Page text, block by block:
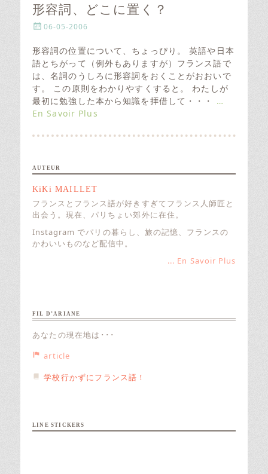
形容詞、どこに置く？
P
s
t
e
d
o
n
06-05-2006
形容詞の位置について、ちょっぴり。 英語や日本
語とちがって（例外もありますが）フランス語で
は、名詞のうしろに形容詞をおくことがおおいで
す。 この原則をわかりやすくすると。 わたしが
最初に勉強した本から知識を拝借して・・・ …
En Savoir Plus
AUTEUR
KiKi MAILLET
フランスとフランス語が好きすぎてフランス人師匠と
出会う。現在、パリちょい郊外に在住。
Instagram でパリの暮らし、旅の記憶、フランスの
かわいいものなど配信中。
... En Savoir Plus
FIL D’ARIANE
あなたの現在地は･･･
article
学校行かずにフランス語！
LINE STICKERS